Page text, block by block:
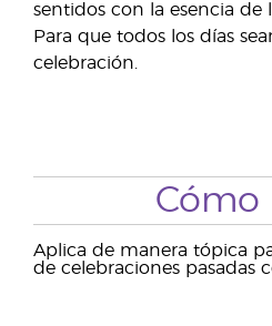
sentidos con la esencia de
Para que todos los días
celebración.
Cómo
Aplica de manera tópica
de celebraciones pasadas